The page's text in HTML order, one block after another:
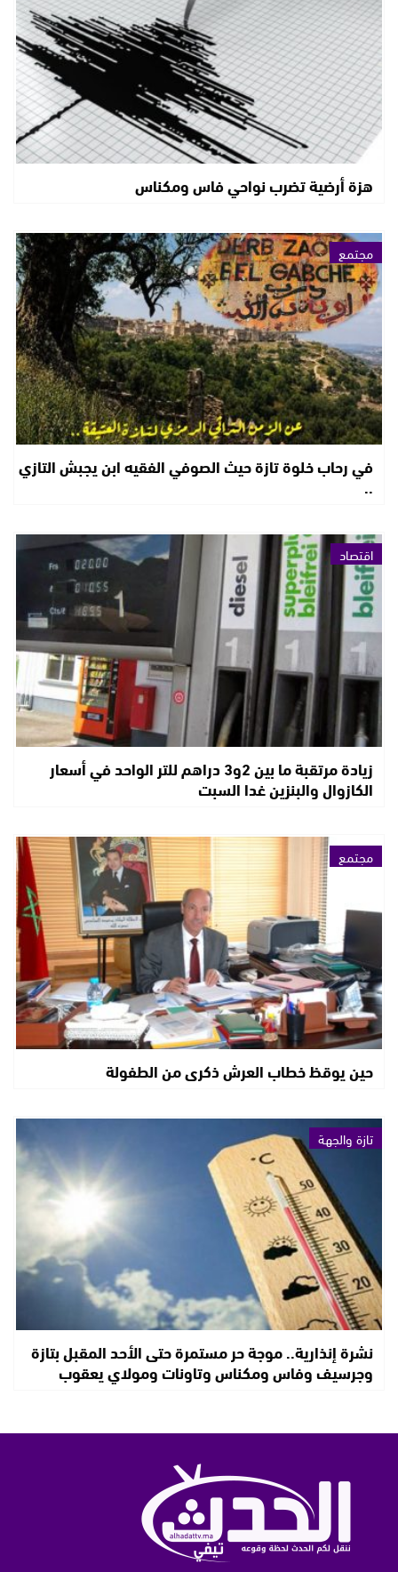
هزة أرضية تضرب نواحي فاس ومكناس
مجتمع
في رحاب خلوة تازة حيث الصوفي الفقيه ابن يجبش التازي
..
اقتصاد
زيادة مرتقبة ما بين 2و3 دراهم للتر الواحد في أسعار
الكازوال والبنزين غدا السبت
مجتمع
حين يوقظ خطاب العرش ذكرى من الطفولة
تازة والجهة
نشرة إنذارية.. موجة حر مستمرة حتى الأحد المقبل بتازة
وجرسيف وفاس ومكناس وتاونات ومولاي يعقوب